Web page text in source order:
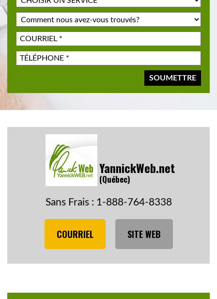
YannickWeb.net
(Québec)
Sans Frais : 1-888-764-8338
COURRIEL SITE WEB